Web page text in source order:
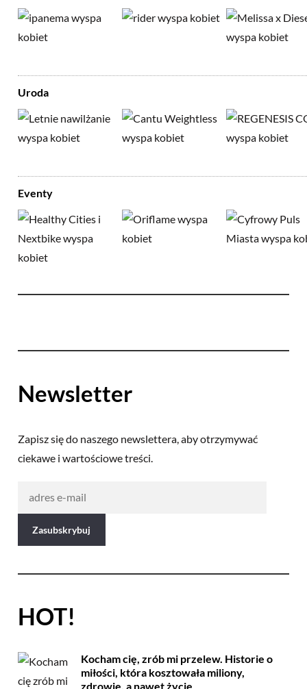
Uroda
Eventy
Newsletter
Zapisz się do naszego newslettera, aby otrzymywać
ciekawe i wartościowe treści.
HOT!
Kocham cię, zrób mi przelew. Historie o
miłości, która kosztowała miliony,
zdrowie, a nawet życie